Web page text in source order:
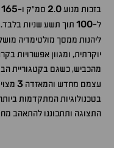
בזכות מנוע
2.0 סמ"ק ו-165
ל-100 תוך תשע שניות
ליהנות ממסך מולטימדיה
יוקרתית, ומגוון אפשרויות
מהכביש, כשגם בקטגוריית
עצמם מחדש והמאזדה 3
בטכנולוגיות המתקדמות
התצוגה ותתכוננו להתאהב